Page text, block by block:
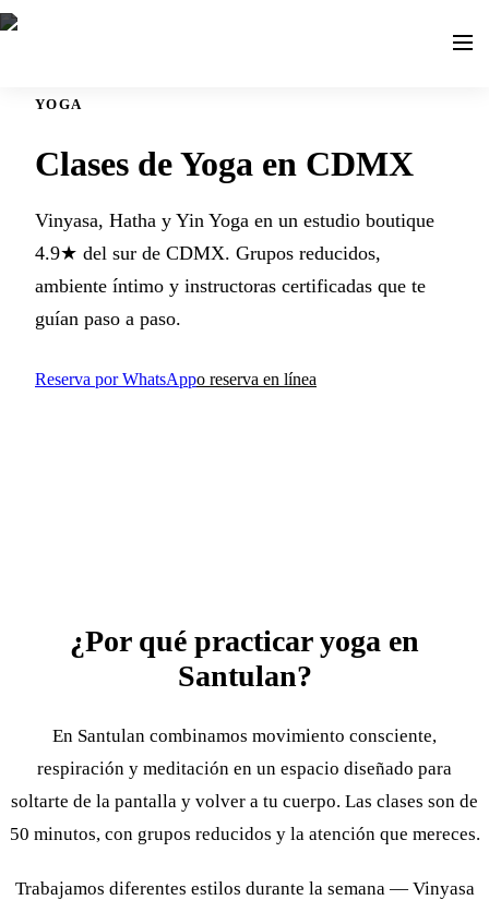
YOGA
Clases de Yoga en CDMX
Vinyasa, Hatha y Yin Yoga en un estudio boutique
4.9★ del sur de CDMX. Grupos reducidos,
ambiente íntimo y instructoras certificadas que te
guían paso a paso.
Reserva por WhatsAppo reserva en línea
¿Por qué practicar yoga en
Santulan?
En Santulan combinamos movimiento consciente,
respiración y meditación en un espacio diseñado para
soltarte de la pantalla y volver a tu cuerpo. Las clases son de
50 minutos, con grupos reducidos y la atención que mereces.
Trabajamos diferentes estilos durante la semana — Vinyasa